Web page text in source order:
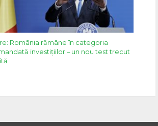
România rămâne în categoria
investițiilor – un nou test trecut